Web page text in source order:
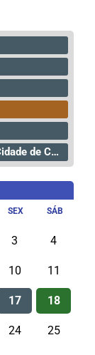
de Curitiba
SEX SÁB
3 4
10 11
17 18
24 25